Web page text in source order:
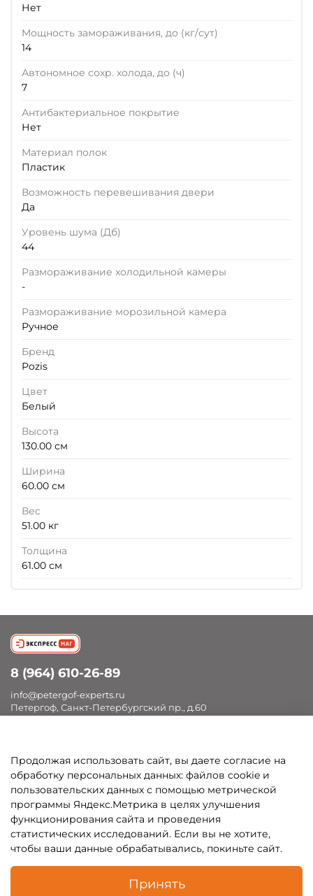
Нет
Мощность замораживания, до (кг/сут)
14
Автономное сохр. холода, до (ч)
7
Антибактериальное покрытие
Нет
Материал полок
Пластик
Возможность перевешивания двери
Да
Уровень шума (Дб)
44
Размораживание холодильной камеры
-
Размораживание морозильной камера
Ручное
Бренд
Pozis
Цвет
Белый
Высота
130.00 см
Ширина
60.00 см
Вес
51.00 кг
Толщина
61.00 см
Покупателям
8 (964) 610-26-89
info@petergof-experts.ru
Петергоф, Санкт-Петербургский пр., д.60
Продолжая использовать сайт, вы даете согласие на
обработку персональных данных: файлов cookie и
пользовательских данных с помощью метрической
программы Яндекс.Метрика в целях улучшения
функционирования сайта и проведения
статистических исследований. Если вы не хотите,
чтобы ваши данные обрабатывались, покиньте сайт.
Принять